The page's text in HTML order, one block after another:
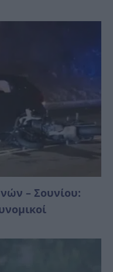
– Σουνίου: